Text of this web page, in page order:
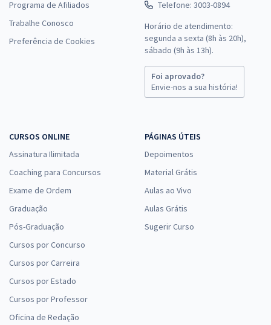
Programa de Afiliados
Trabalhe Conosco
Preferência de Cookies
Telefone: 3003-0894
Horário de atendimento:
segunda a sexta (8h às 20h),
sábado (9h às 13h).
Foi aprovado?
Envie-nos a sua história!
CURSOS ONLINE
Assinatura Ilimitada
Coaching para Concursos
Exame de Ordem
Graduação
Pós-Graduação
Cursos por Concurso
Cursos por Carreira
Cursos por Estado
Cursos por Professor
Oficina de Redação
PÁGINAS ÚTEIS
Depoimentos
Material Grátis
Aulas ao Vivo
Aulas Grátis
Sugerir Curso